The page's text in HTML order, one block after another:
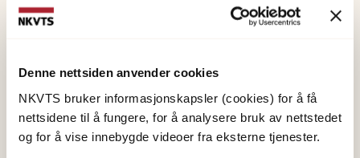
Denne nettsiden anvender cookies
NKVTS bruker informasjonskapsler (cookies) for å få
nettsidene til å fungere, for å analysere bruk av nettstedet
og for å vise innebygde videoer fra eksterne tjenester.
Katastrofer, terror og stressmestring
I prosjektet EASE samarbeider NKVTS med
statlige etater, kommuner, brukergrupper og
nasjonale og internasjonale forskningspartnere,